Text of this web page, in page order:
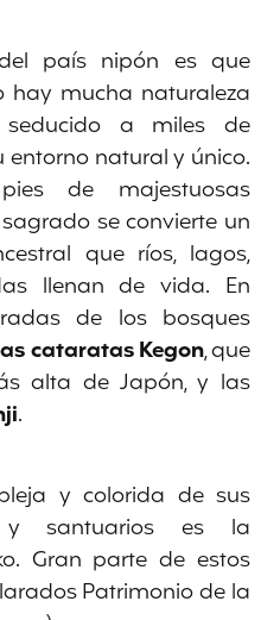
país nipón es que
hay mucha naturaleza
a miles de
natural y único.
de majestuosas
se convierte un
que ríos, lagos,
llenan de vida. En
de los bosques
cataratas Kegon, que
alta de Japón, y las
.
y colorida de sus
y santuarios es la
Gran parte de estos
Patrimonio de la